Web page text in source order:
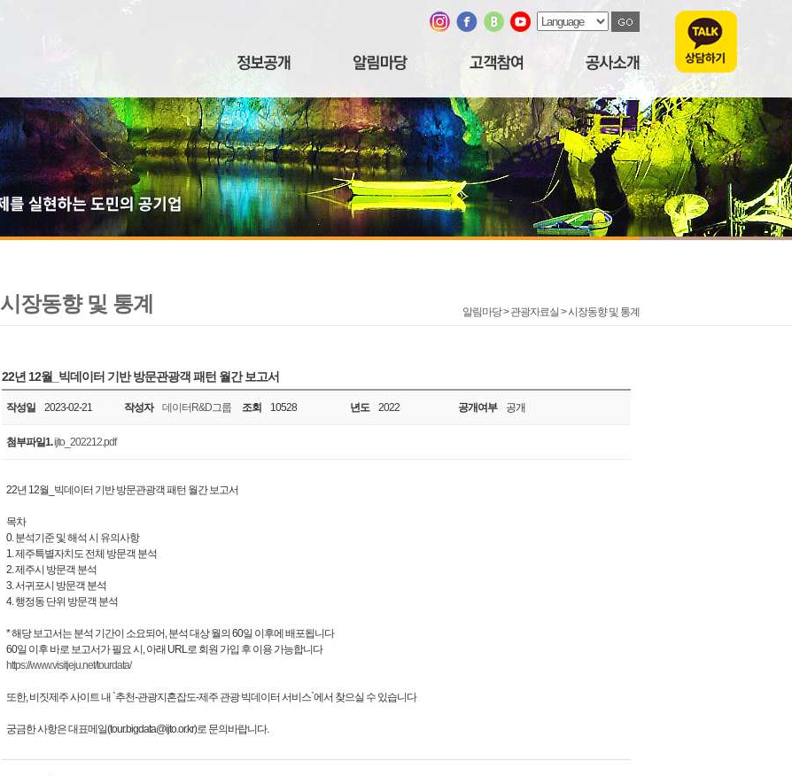
알림마당 > 관광자료실 >시장동향 및 통계
시장동향 및 통계
22년 12월_빅데이터 기반 방문관광객 패턴 월간 보고서
작성일 2023-02-21 작성자 데이터R&D그룹 조회 10528 년도 2022 공개여부 공개
첨부파일1.ijto_202212.pdf
22년 12월_빅데이터 기반 방문관광객 패턴 월간 보고서
목차
0. 분석기준 및 해석 시 유의사항
1. 제주특별자치도 전체 방문객 분석
2. 제주시 방문객 분석
3. 서귀포시 방문객 분석
4. 행정동 단위 방문객 분석
* 해당 보고서는 분석 기간이 소요되어, 분석 대상 월의 60일 이후에 배포됩니다
60일 이후 바로 보고서가 필요 시, 아래 URL로 회원 가입 후 이용 가능합니다
https://www.visitjeju.net/tourdata/
또한, 비짓제주 사이트 내 `추천-관광지혼잡도-제주 관광 빅데이터 서비스`에서 찾으실 수 있습니다
궁금한 사항은 대표메일(tour.bigdata@ijto.or.kr)로 문의바랍니다.